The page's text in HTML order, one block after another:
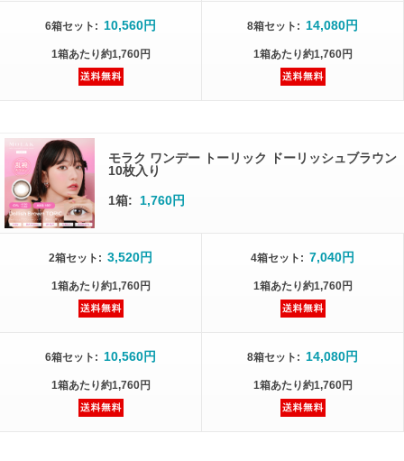
6箱セット : 10,560円
1箱あたり約1,760円
8箱セット : 14,080円
1箱あたり約1,760円
モラク ワンデー トーリック ドーリッシュブラウン
10枚入り
1箱: 1,760円
2箱セット : 3,520円
1箱あたり約1,760円
4箱セット : 7,040円
1箱あたり約1,760円
6箱セット : 10,560円
1箱あたり約1,760円
8箱セット : 14,080円
1箱あたり約1,760円